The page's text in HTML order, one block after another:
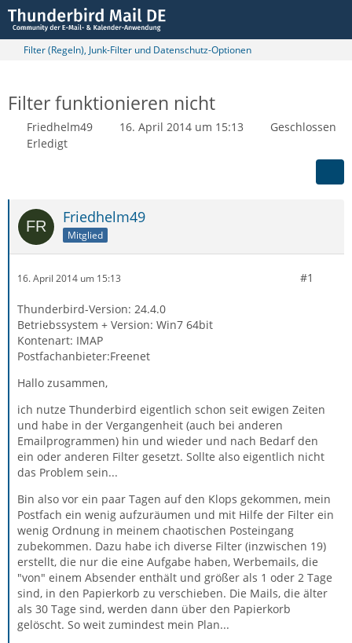
Filter (Regeln), Junk-Filter und Datenschutz-Optionen
Filter funktionieren nicht
Friedhelm49 16. April 2014 um 15:13
Geschlossen
Erledigt
Friedhelm49
Mitglied
16. April 2014 um 15:13 #1
Thunderbird-Version: 24.4.0
Betriebssystem + Version: Win7 64bit
Kontenart: IMAP
Postfachanbieter:Freenet
Hallo zusammen,
ich nutze Thunderbird eigentlich schon seit ewigen Zeiten
und habe in der Vergangenheit (auch bei anderen
Emailprogrammen) hin und wieder und nach Bedarf den
ein oder anderen Filter gesetzt. Sollte also eigentlich nicht
das Problem sein...
Bin also vor ein paar Tagen auf den Klops gekommen, mein
Postfach ein wenig aufzuräumen und mit Hilfe der Filter ein
wenig Ordnung in meinem chaotischen Posteingang
zubekommen. Dazu habe ich diverse Filter (inzwischen 19)
erstellt, die nur die eine Aufgabe haben, Werbemails, die
"von" einem Absender enthält und größer als 1 oder 2 Tage
sind, in den Papierkorb zu verschieben. Die Mails, die älter
als 30 Tage sind, werden dann über den Papierkorb
gelöscht. So weit zumindest mein Plan...